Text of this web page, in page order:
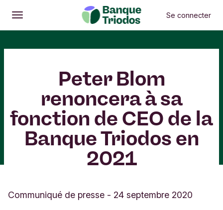
Ouvrir
Menu principal Se connecter
Peter Blom
renoncera à sa
fonction de CEO de la
Banque Triodos en
2021
Communiqué de presse - 24 septembre 2020